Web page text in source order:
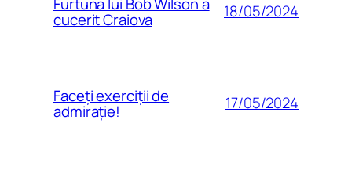
cucerit Craiova 18/05/2024
Faceți exerciții de
admirație! 17/05/2024